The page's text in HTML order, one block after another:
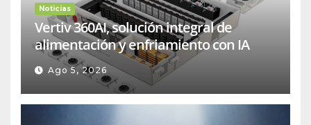
Noticias
Vertiv 360AI, solución integral de
alimentación y enfriamiento con IA
Ago 5, 2026